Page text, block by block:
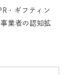
・ギフティン
業者の認知拡